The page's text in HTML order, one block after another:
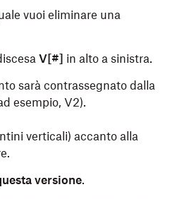
vuoi eliminare una
V[#] in alto a sinistra.
sarà contrassegnato dalla
esempio, V2).
verticali) accanto alla
versione.